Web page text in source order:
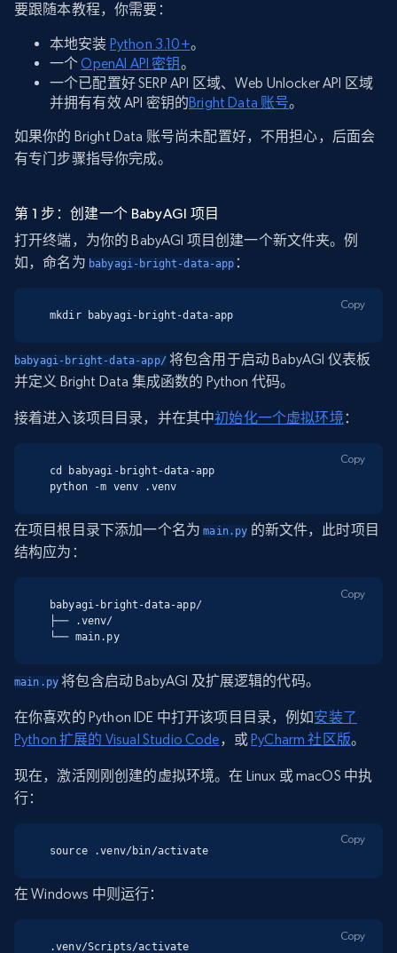
要跟随本教程，你需要：
本地安装 Python 3.10+。
一个OpenAI API 密钥。
一个已配置好 SERP API 区域、Web Unlocker API 区域
并拥有有效 API 密钥的Bright Data 账号。
如果你的 Bright Data 账号尚未配置好，不用担心，后面会
有专门步骤指导你完成。
第 1 步：创建一个 BabyAGI 项目
打开终端，为你的 BabyAGI 项目创建一个新文件夹。例
如，命名为 babyagi-bright-data-app ：
mkdir babyagi-bright-data-app
Copy
babyagi-bright-data-app/将包含用于启动 BabyAGI 仪表板
并定义 Bright Data 集成函数的 Python 代码。
接着进入该项目目录，并在其中初始化一个虚拟环境 ：
cd babyagi-bright-data-app
python -m venv .venv
Copy
在项目根目录下添加一个名为main.py 的新文件，此时项目
结构应为：
babyagi-bright-data-app/
├── .venv/
└── main.py
Copy
main.py 将包含启动 BabyAGI 及扩展逻辑的代码。
在你喜欢的 Python IDE 中打开该项目目录，例如安装了
Python 扩展的 Visual Studio Code，或PyCharm 社区版。
现在，激活刚刚创建的虚拟环境。在 Linux 或 macOS 中执
行：
source .venv/bin/activate
Copy
在 Windows 中则运行：
.venv/Scripts/activate
Copy